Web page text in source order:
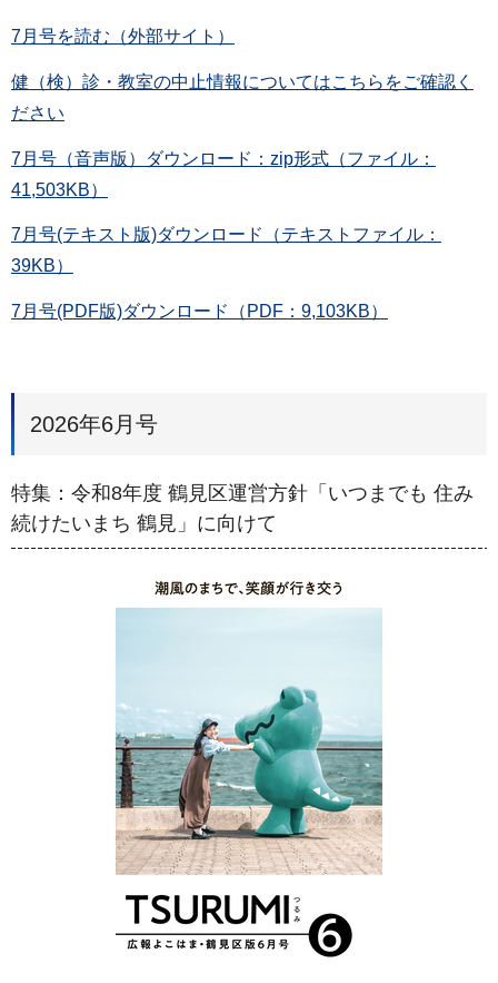
7月号を読む（外部サイト）
健（検）診・教室の中止情報についてはこちらをご確認く
ださい
7月号（音声版）ダウンロード：zip形式（ファイル：
41,503KB）
7月号(テキスト版)ダウンロード（テキストファイル：
39KB）
7月号(PDF版)ダウンロード（PDF：9,103KB）
2026年6月号
特集：令和8年度 鶴見区運営方針「いつまでも 住み
続けたいまち 鶴見」に向けて